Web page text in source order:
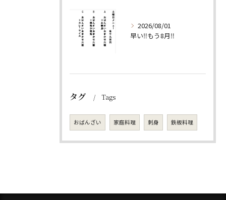
2026/08/01
早い‼️もう8月‼️
タグ Tags
おばんざい 家庭料理 刺身 鉄板料理